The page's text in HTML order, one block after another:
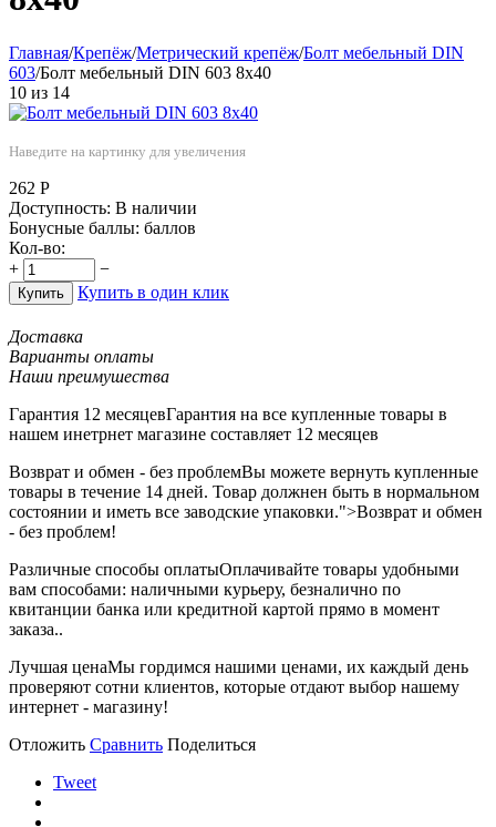
Главная/Крепёж/Метрический крепёж/Болт мебельный DIN
603/Болт мебельный DIN 603 8х40
10 из 14
Наведите на картинку для увеличения
262 Р
Доступность: В наличии
Бонусные баллы: баллов
Кол-во:
+
−
Купить Купить в один клик
Доставка
Варианты оплаты
Наши преимушества
Гарантия 12 месяцевГарантия на все купленные товары в
нашем инетрнет магазине составляет 12 месяцев
Возврат и обмен - без проблемВы можете вернуть купленные
товары в течение 14 дней. Товар должнен быть в нормальном
состоянии и иметь все заводские упаковки.">Возврат и обмен
- без проблем!
Различные способы оплатыОплачивайте товары удобными
вам способами: наличными курьеру, безналично по
квитанции банка или кредитной картой прямо в момент
заказа..
Лучшая ценаМы гордимся нашими ценами, их каждый день
проверяют сотни клиентов, которые отдают выбор нашему
интернет - магазину!
Отложить Сравнить Поделиться
Tweet